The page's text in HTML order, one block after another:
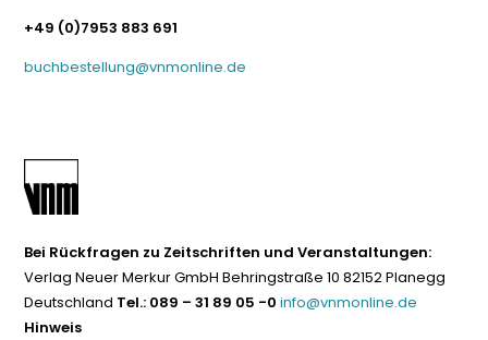
+49 (0)7953 883 691
buchbestellung@vnmonline.de
Bei Rückfragen zu Zeitschriften und Veranstaltungen:
Verlag Neuer Merkur GmbH Behringstraße 10 82152 Planegg
Deutschland Tel.: 089 – 31 89 05 -0 info@vnmonline.de
Hinweis